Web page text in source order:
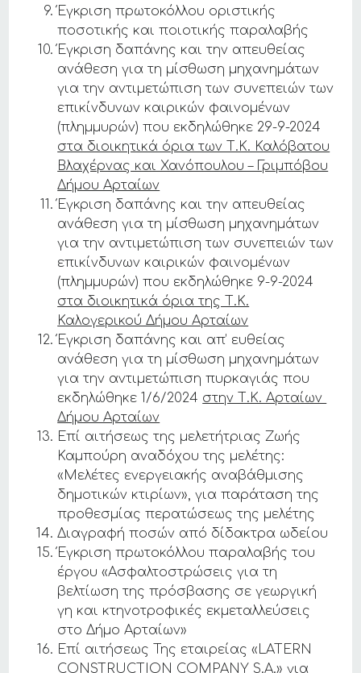
Έγκριση πρωτοκόλλου οριστικής
ποσοτικής και ποιοτικής παραλαβής
Έγκριση δαπάνης και την απευθείας
ανάθεση για τη μίσθωση μηχανημάτων
για την αντιμετώπιση των συνεπειών των
επικίνδυνων καιρικών φαινομένων
(πλημμυρών) που εκδηλώθηκε 29-9-2024
στα διοικητικά όρια των Τ.Κ. Καλόβατου
Βλαχέρνας και Χανόπουλου – Γριμπόβου
Δήμου Αρταίων
Έγκριση δαπάνης και την απευθείας
ανάθεση για τη μίσθωση μηχανημάτων
για την αντιμετώπιση των συνεπειών των
επικίνδυνων καιρικών φαινομένων
(πλημμυρών) που εκδηλώθηκε 9-9-2024
στα διοικητικά όρια της Τ.Κ.
Καλογερικού Δήμου Αρταίων
Έγκριση δαπάνης και απ’ ευθείας
ανάθεση για τη μίσθωση μηχανημάτων
για την αντιμετώπιση πυρκαγιάς που
εκδηλώθηκε 1/6/2024 στην Τ.Κ. Αρταίων
Δήμου Αρταίων
Επί αιτήσεως της μελετήτριας Ζωής
Καμπούρη αναδόχου της μελέτης:
«Μελέτες ενεργειακής αναβάθμισης
δημοτικών κτιρίων», για παράταση της
προθεσμίας περατώσεως της μελέτης
Διαγραφή ποσών από δίδακτρα ωδείου
Έγκριση πρωτοκόλλου παραλαβής του
έργου «Ασφαλτοστρώσεις για τη
βελτίωση της πρόσβασης σε γεωργική
γη και κτηνοτροφικές εκμεταλλεύσεις
στο Δήμο Αρταίων»
Επί αιτήσεως Της εταιρείας «LATERN
CONSTRUCTION COMPANY S.A.» για